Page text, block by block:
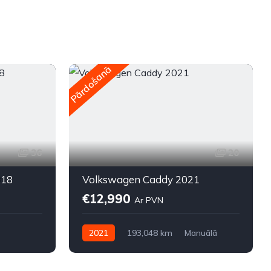
36
Pārdošanā
20
Volkswagen Caddy 2021
€12,990 Ar PVN
2021 193,048 km
Manuālā